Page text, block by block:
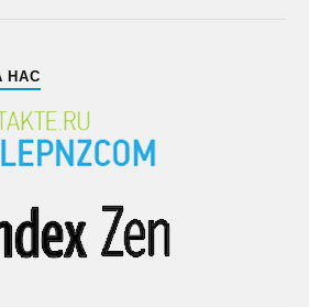
НАС